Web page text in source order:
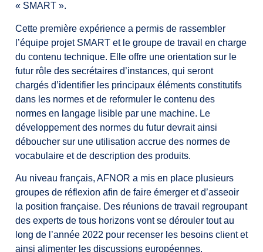
« SMART ».
Cette première expérience a permis de rassembler
l’équipe projet SMART et le groupe de travail en charge
du contenu technique. Elle offre une orientation sur le
futur rôle des secrétaires d’instances, qui seront
chargés d’identifier les principaux éléments constitutifs
dans les normes et de reformuler le contenu des
normes en langage lisible par une machine. Le
développement des normes du futur devrait ainsi
déboucher sur une utilisation accrue des normes de
vocabulaire et de description des produits.
Au niveau français, AFNOR a mis en place plusieurs
groupes de réflexion afin de faire émerger et d’asseoir
la position française. Des réunions de travail regroupant
des experts de tous horizons vont se dérouler tout au
long de l’année 2022 pour recenser les besoins client et
ainsi alimenter les discussions européennes.